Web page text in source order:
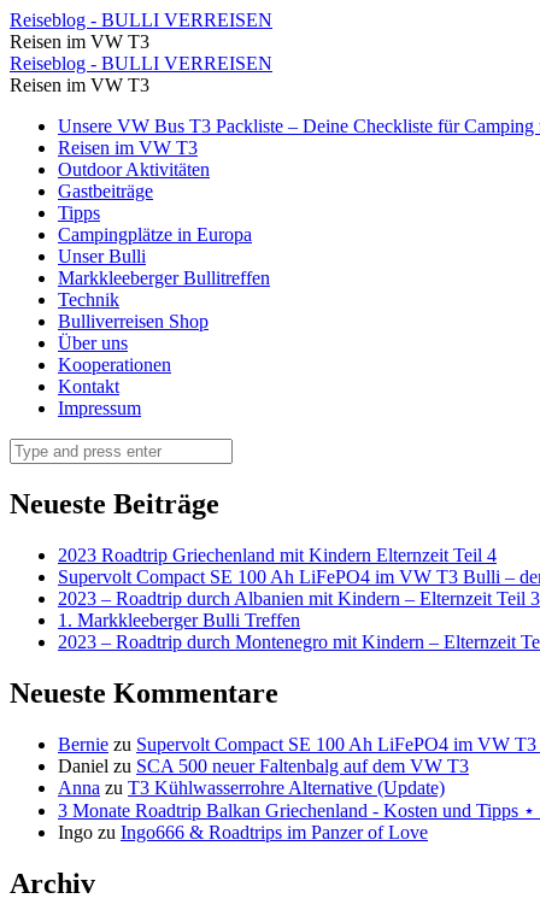
März
2019
⋆
Reiseblog
BULLI
VERREISEN
Reiseblog - BULLI VERREISEN
Reisen im VW T3
März
2019
Reiseblog
BULLI
VERREISEN
Reiseblog - BULLI VERREISEN
Reisen im VW T3
Skip
content
Unsere VW Bus T3 Packliste – Deine Checkliste für Camping
Reisen im VW T3
Outdoor Aktivitäten
Gastbeiträge
Tipps
Campingplätze in Europa
Unser Bulli
Markkleeberger Bullitreffen
Technik
Bulliverreisen Shop
Über uns
Kooperationen
Kontakt
Impressum
Search
Neueste Beiträge
2023 Roadtrip Griechenland mit Kindern Elternzeit Teil 4
Supervolt Compact SE 100 Ah LiFePO4 im VW T3 Bulli –
2023 – Roadtrip durch Albanien mit Kindern – Elternzeit Teil 3
1. Markkleeberger Bulli Treffen
2023 – Roadtrip durch Montenegro mit Kindern – Elternzeit
Neueste Kommentare
Bernie zu Supervolt Compact SE 100 Ah LiFePO4 im VW
Daniel zu SCA 500 neuer Faltenbalg auf dem VW T3
Anna zu T3 Kühlwasserrohre Alternative (Update)
3 Monate Roadtrip Balkan Griechenland - Kosten und Tipps
Ingo zu Ingo666 & Roadtrips im Panzer of Love
Archiv